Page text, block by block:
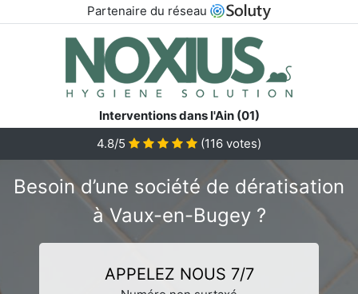
Partenaire du réseau
Interventions dans l'Ain (01)
4.8/5
(116 votes)
Besoin d’une société de dératisation
à Vaux-en-Bugey ?
APPELEZ NOUS 7/7